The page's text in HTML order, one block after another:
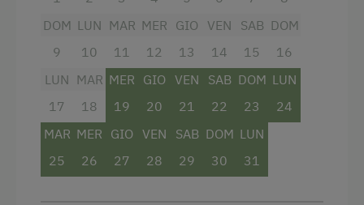
Massaggio
Solarium
Servizi business
Copisteria
DOM
9
LUN
10
MAR
11
MER
12
GIO
13
VEN
14
SAB
15
DOM
16
LUN
17
MAR
18
MER
19
GIO
20
VEN
21
SAB
22
DOM
23
LUN
24
MAR
25
MER
26
GIO
27
VEN
28
SAB
29
DOM
30
LUN
31